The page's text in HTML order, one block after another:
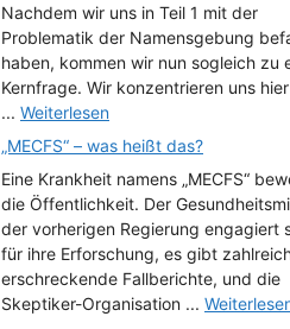
Nachdem wir uns in Teil 1 mit der
Problematik der Namensgebung
haben, kommen wir nun sogleich zu
Kernfrage. Wir konzentrieren uns
... Weiterlesen
„MECFS“ – was heißt das?
Eine Krankheit namens „MECFS“
die Öffentlichkeit. Der
der vorherigen Regierung engagiert
für ihre Erforschung, es gibt
erschreckende Fallberichte, und die
Skeptiker-Organisation ...